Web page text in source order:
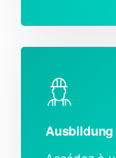
Ausbildung